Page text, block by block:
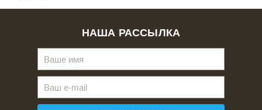
НАША РАССЫЛКА